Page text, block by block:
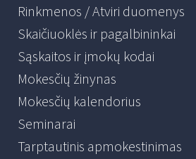
Rinkmenos / Atviri duomenys
Skaičiuoklės ir pagalbininkai
Sąskaitos ir įmokų kodai
Mokesčių žinynas
Mokesčių kalendorius
Seminarai
Tarptautinis apmokestinimas